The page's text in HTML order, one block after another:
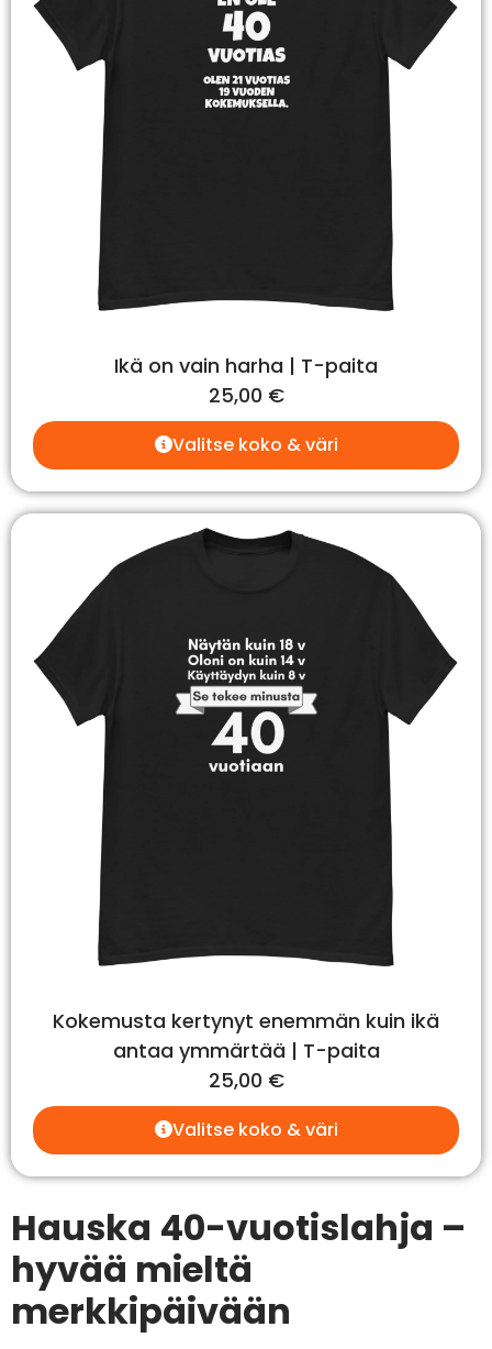
Ikä on vain harha | T-paita
25,00 €
Valitse koko & väri
Kokemusta kertynyt enemmän kuin ikä
antaa ymmärtää | T-paita
25,00 €
Valitse koko & väri
Hauska 40-vuotislahja –
hyvää mieltä
merkkipäivään